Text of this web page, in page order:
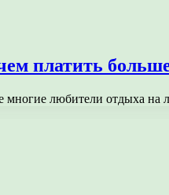
платить
многие любители отдыха